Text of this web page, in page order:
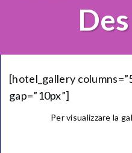
[hotel_gallery
gap=”10px”]
Per visualizzare la